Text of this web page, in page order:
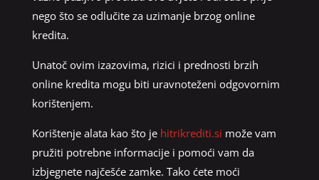
nego što se odlučite za uzimanje brzog online
kredita.
Unatoč ovim izazovima, rizici i prednosti brzih
online kredita mogu biti uravnoteženi odgovornim
korištenjem.
Korištenje alata kao što je hitrikrediti.si može vam
pružiti potrebne informacije i pomoći vam da
izbjegnete najčešće zamke. Tako ćete moći